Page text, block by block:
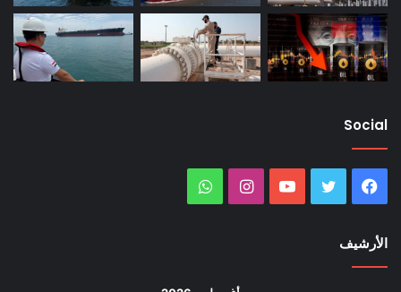
Social
فيسبوك تويتر يوتيوبانستقرامواتساب
الأرشيف